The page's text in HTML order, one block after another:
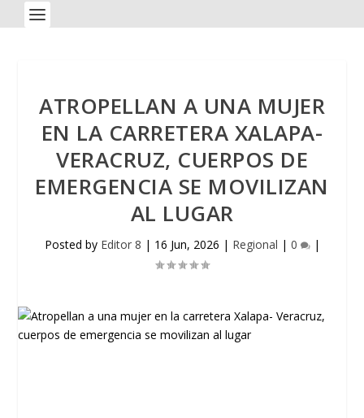
ATROPELLAN A UNA MUJER
EN LA CARRETERA XALAPA-
VERACRUZ, CUERPOS DE
EMERGENCIA SE MOVILIZAN
AL LUGAR
Posted by Editor 8 | 16 Jun, 2026 | Regional | 0 |